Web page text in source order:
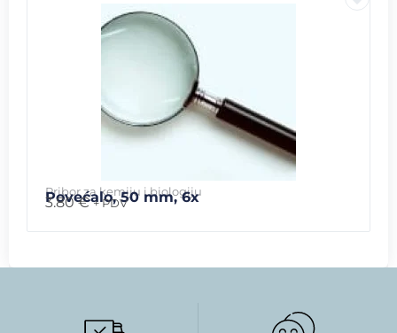
Pribor za kemiju i biologiju
Povećalo, 50 mm, 6x
3.80€ + PDV